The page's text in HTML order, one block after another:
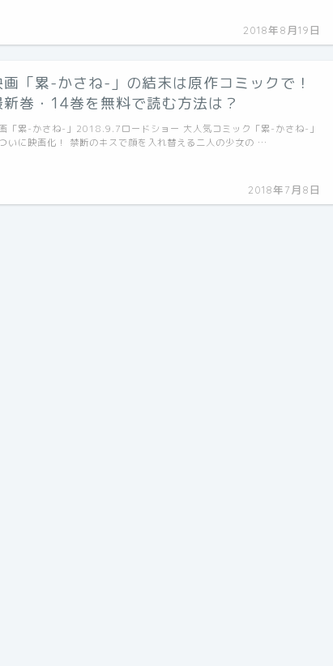
2018年8月19日
画「累-かさね-」の結末は原作コミックで！
新巻・14巻を無料で読む方法は？
2018年7月8日
「累-かさね-」2018.9.7ロードショー 大人気コミック「累-かさね-」
いに映画化！ 禁断のキスで顔を入れ替える二人の少女の …